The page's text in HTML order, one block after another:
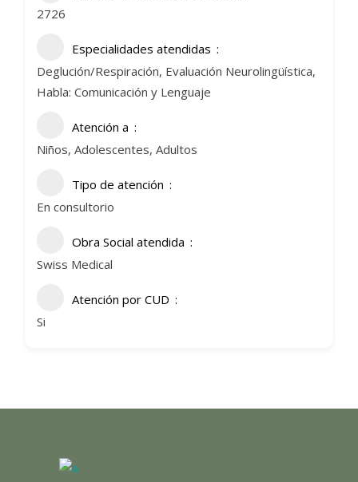
2726
Especialidades atendidas
Deglución/Respiración, Evaluación Neurolingüística,
Habla: Comunicación y Lenguaje
Atención a
Niños, Adolescentes, Adultos
Tipo de atención
En consultorio
Obra Social atendida
Swiss Medical
Atención por CUD
Si